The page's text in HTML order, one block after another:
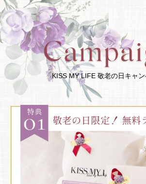
KISS MY LIFE 敬老の日キャ